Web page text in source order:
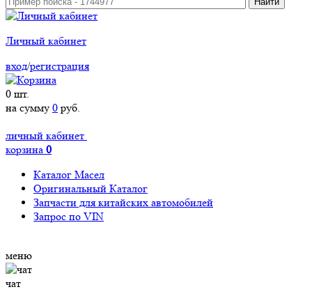
Личный кабинет
вход/регистрация
0 шт.
на сумму 0 руб.
личный кабинет
корзина 0
Каталог Масел
Оригинальный Каталог
Запчасти для китайских автомобилей
Запрос по VIN
меню
чат